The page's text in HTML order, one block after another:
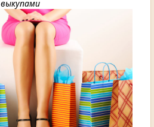
выкупами